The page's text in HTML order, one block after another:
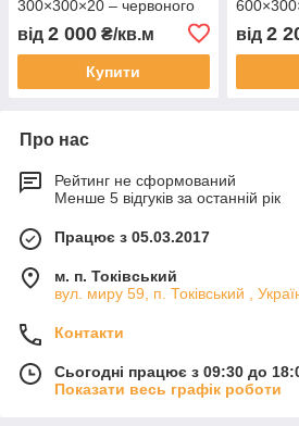
300×300×20 – червоного
від 2 000 ₴/кв.м
Купити
від 2
Про нас
Рейтинг не сформований
Менше 5 відгуків за останній рік
Працює з 05.03.2017
м. п. Токівський
вул. миру 59, п. Токівський ,
Контакти
Сьогодні працює з 09:30 до
Показати весь графік роботи